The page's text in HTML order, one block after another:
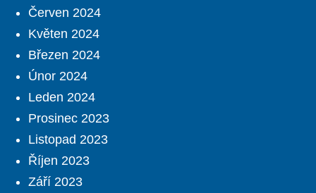
Červen 2024
Květen 2024
Březen 2024
Únor 2024
Leden 2024
Prosinec 2023
Listopad 2023
Říjen 2023
Září 2023